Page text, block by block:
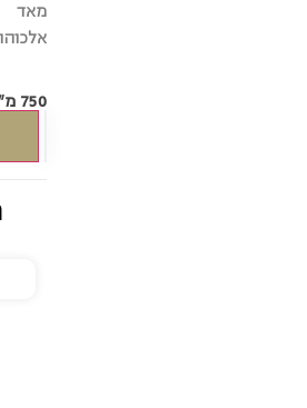
מאד
אלכוהול.
750 מ"ל